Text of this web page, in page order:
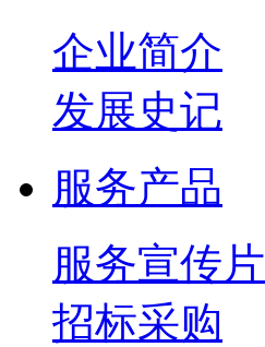
企业简介
发展史记
服务产品
服务宣传片
招标采购